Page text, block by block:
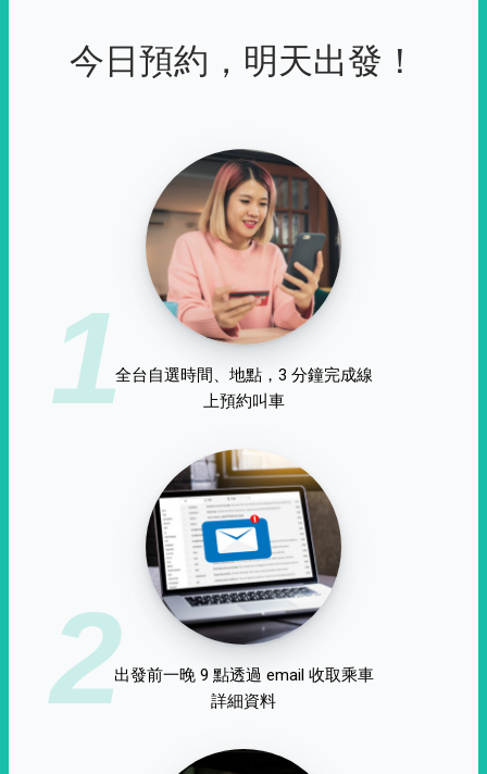
今日預約，明天出發！
1全台自選時間、地點，3 分鐘完成線
上預約叫車
2出發前一晚 9 點透過 email 收取乘車
詳細資料